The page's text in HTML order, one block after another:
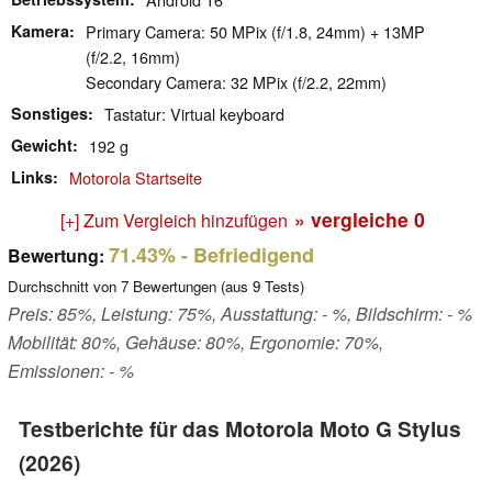
Kamera
Primary Camera: 50 MPix (f/1.8, 24mm) + 13MP
(f/2.2, 16mm)
Secondary Camera: 32 MPix (f/2.2, 22mm)
Sonstiges Tastatur: Virtual keyboard
Gewicht 192 g
Links Motorola Startseite
[+] Zum Vergleich hinzufügen » vergleiche 0
Bewertung: 71.43%- Befriedigend
Durchschnitt von 7 Bewertungen (aus 9 Tests)
Preis: 85%, Leistung: 75%, Ausstattung: - %, Bildschirm: - %
Mobilität: 80%, Gehäuse: 80%, Ergonomie: 70%,
Emissionen: - %
Testberichte für das Motorola Moto G Stylus
(2026)